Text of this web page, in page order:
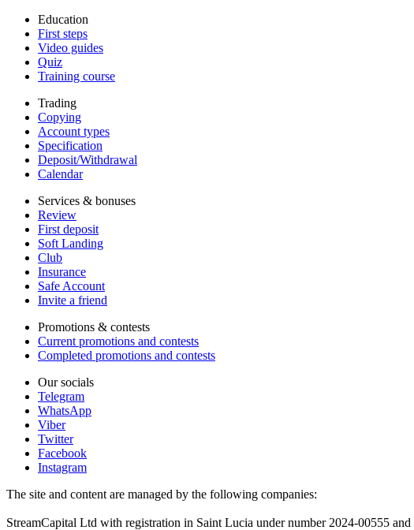
Education
First steps
Video guides
Quiz
Training course
Trading
Copying
Account types
Specification
Deposit/Withdrawal
Calendar
Services & bonuses
Review
First deposit
Soft Landing
Club
Insurance
Safe Account
Invite a friend
Promotions & contests
Current promotions and contests
Completed promotions and contests
Our socials
Telegram
WhatsApp
Viber
Twitter
Facebook
Instagram
The site and content are managed by the following companies:
StreamCapital Ltd with registration in Saint Lucia under number 2024-00555